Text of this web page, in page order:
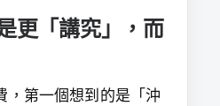
更「講究」，而
，第一個想到的是「沖